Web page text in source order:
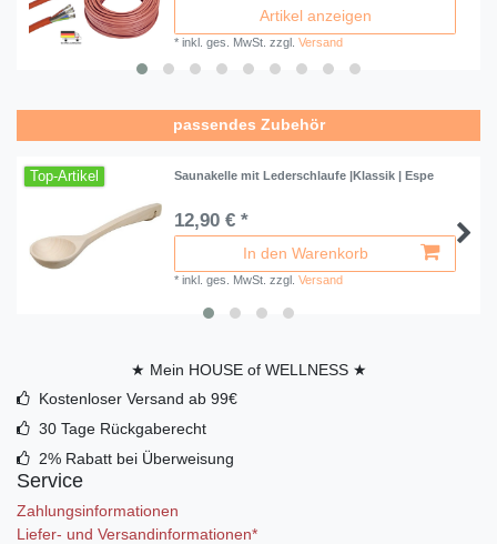
Artikel anzeigen
*inkl. ges. MwSt. zzgl.Versand
passendes Zubehör
Top-Artikel Saunakelle mit Lederschlaufe |Klassik | Espe
12,90 € *
In den Warenkorb
*inkl. ges. MwSt. zzgl.Versand
★ Mein HOUSE of WELLNESS ★
Kostenloser Versand ab 99€
30 Tage Rückgaberecht
2% Rabatt bei Überweisung
Service
Zahlungsinformationen
Liefer- und Versandinformationen*